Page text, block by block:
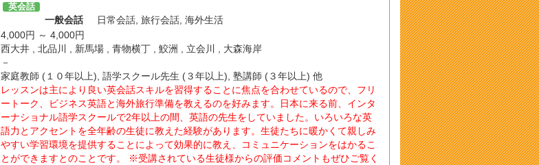
英会話
一般会話 日常会話, 旅行会話, 海外生活
4,000円 ～ 4,000円
西大井 , 北品川 , 新馬場 , 青物横丁 , 鮫洲 , 立会川 , 大森海岸
－
家庭教師 (１０年以上), 語学スクール先生 (３年以上), 塾講師 (３年以上) 他
レッスンは主により良い英会話スキルを習得することに焦点を合わせているので、フリ
ートーク、ビジネス英語と海外旅行準備を教えるのを好みます。日本に来る前、インタ
ーナショナル語学スクールで2年以上の間、英語の先生をしていました。いろいろな英
語力とアクセントを全年齢の生徒に教えた経験があります。生徒たちに暖かくて親しみ
やすい学習環境を提供することによって効果的に教え、コミュニケーションをはかるこ
とができますとのことです。 ※受講されている生徒様からの評価コメントもぜひご覧く